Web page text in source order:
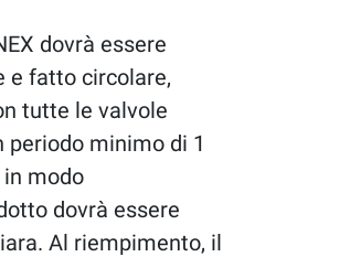
dovrà essere
e fatto circolare,
tutte le valvole
periodo minimo di 1
modo
dovrà essere
Al riempimento, il